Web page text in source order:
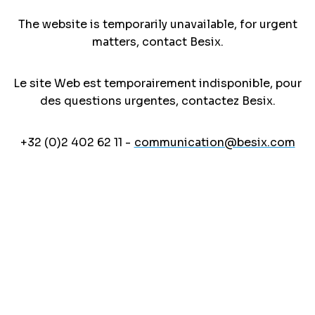
The website is temporarily unavailable, for urgent
matters, contact Besix.
Le site Web est temporairement indisponible, pour
des questions urgentes, contactez Besix.
+32 (0)2 402 62 11 - communication@besix.com